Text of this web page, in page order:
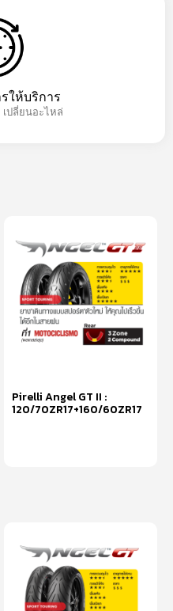
ให้บริการ
ปลี่ยนอะไหล่
Pirelli Angel GT II :
120/70ZR17+160/60ZR17